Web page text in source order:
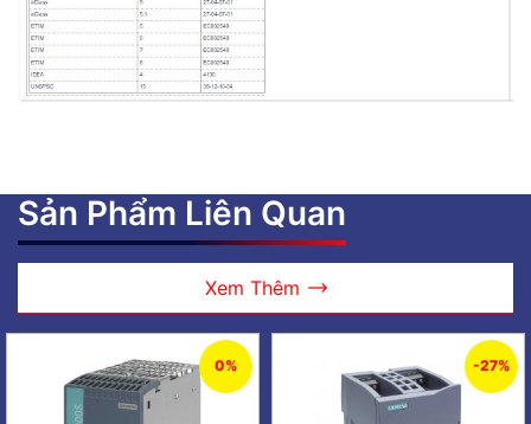
Sản Phẩm Liên Quan
Xem Thêm
0% -27%